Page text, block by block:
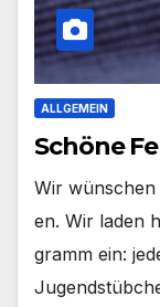
ALLGEMEIN
Schöne
Wir
en. Wir laden
gramm ein: